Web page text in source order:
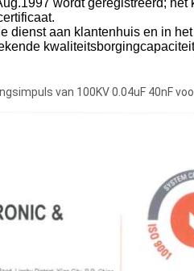
wordt geregistreerd;
dienst aan klantenhuis en in